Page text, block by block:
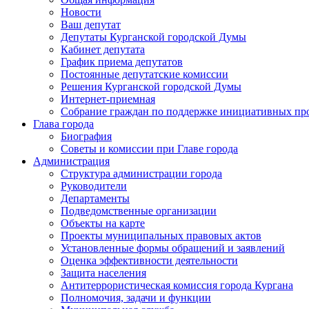
Новости
Ваш депутат
Депутаты Курганской городской Думы
Кабинет депутата
График приема депутатов
Постоянные депутатские комиссии
Решения Курганской городской Думы
Интернет-приемная
Собрание граждан по поддержке инициативных
Глава города
Биография
Советы и комиссии при Главе города
Администрация
Структура администрации города
Руководители
Департаменты
Подведомственные организации
Объекты на карте
Проекты муниципальных правовых актов
Установленные формы обращений и заявлений
Оценка эффективности деятельности
Защита населения
Антитеррористическая комиссия города Кургана
Полномочия, задачи и функции